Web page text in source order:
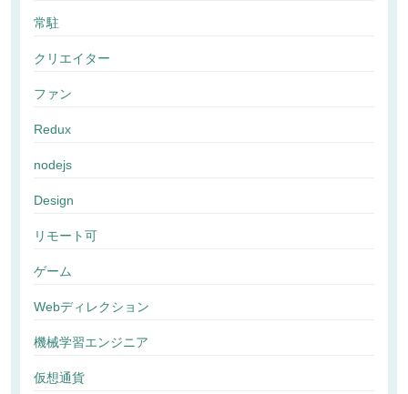
常駐
クリエイター
ファン
Redux
nodejs
Design
リモート可
ゲーム
Webディレクション
機械学習エンジニア
仮想通貨